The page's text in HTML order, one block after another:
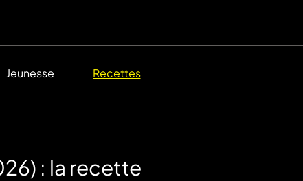
Jeunesse Recettes
: la recette